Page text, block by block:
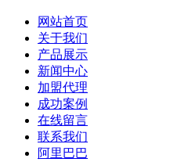
网站首页
关于我们
产品展示
新闻中心
加盟代理
成功案例
在线留言
联系我们
阿里巴巴